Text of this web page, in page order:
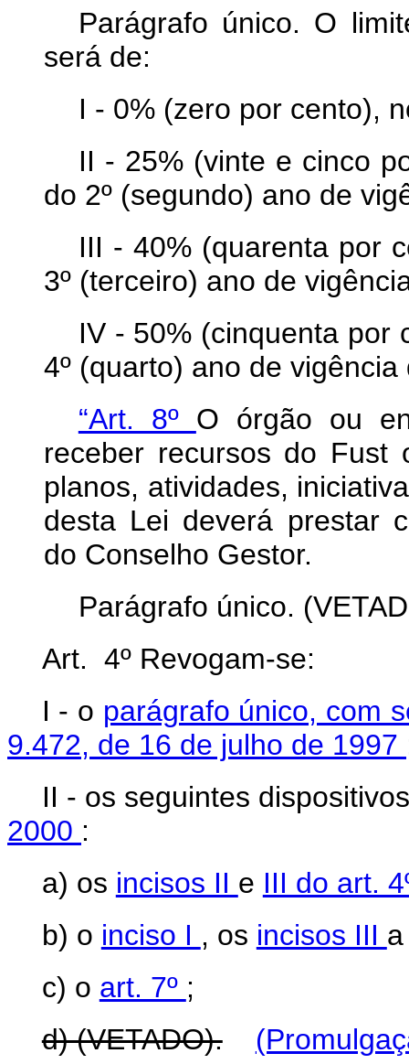
Parágrafo único. O
será de:
I - 0% (zero por cento),
II - 25% (vinte e cinco
do 2º (segundo) ano de
III - 40% (quarenta por
3º (terceiro) ano de
IV - 50% (cinquenta por
4º (quarto) ano de vigência
“Art. 8º O órgão ou
receber recursos do Fust
planos, atividades,
desta Lei deverá prestar
do Conselho Gestor.
Parágrafo único.
Art. 4º Revogam-se:
I - o parágrafo único, com
9.472, de 16 de julho de 1997
II - os seguintes
2000 :
a) os incisos II e III do art.
b) o inciso I , os incisos III
c) o art. 7º ;
d) (VETADO).